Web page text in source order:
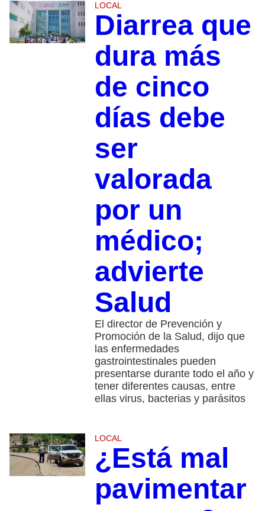
LOCAL
Diarrea que
dura más
de cinco
días debe
ser
valorada
por un
médico;
advierte
Salud
El director de Prevención y
Promoción de la Salud, dijo que
las enfermedades
gastrointestinales pueden
presentarse durante todo el año y
tener diferentes causas, entre
ellas virus, bacterias y parásitos
LOCAL
¿Está mal
pavimentar